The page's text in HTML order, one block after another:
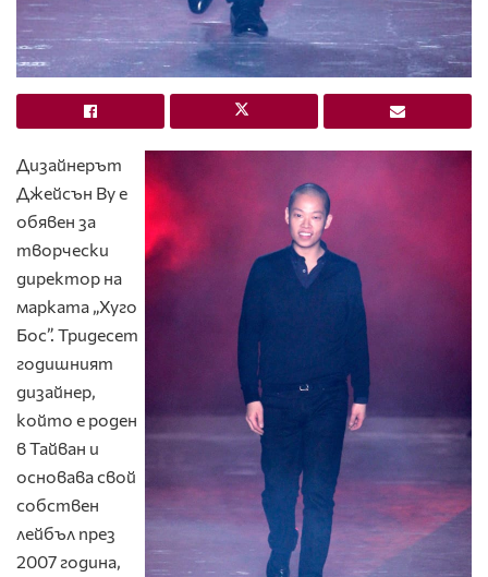
Дизайнерът
Джейсън Ву е
обявен за
творчески
директор на
марката „Хуго
Бос”. Тридесет
годишният
дизайнер,
който е роден
в Тайван и
основава свой ​​
собствен
лейбъл през
2007 година,